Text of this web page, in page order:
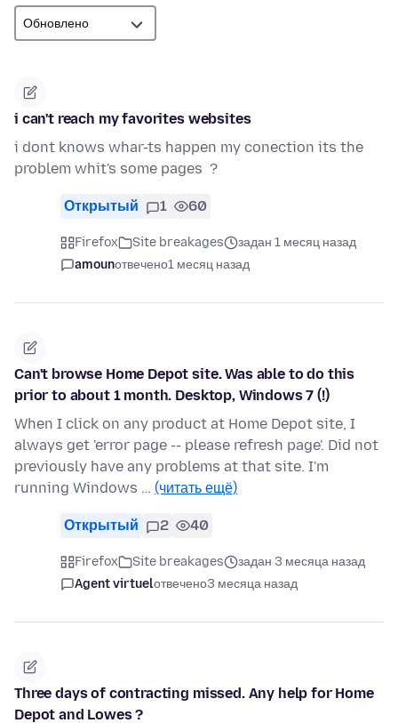
i can't reach my favorites websites
i dont knows whar-ts happen my conection its the
problem whit's some pages ?
Открытый 1 60
Firefox Site breakages
задан 1 месяц назад
amounотвечено1 месяц назад
Can't browse Home Depot site. Was able to do this
prior to about 1 month. Desktop, Windows 7 (!)
When I click on any product at Home Depot site, I
always get 'error page -- please refresh page'. Did not
previously have any problems at that site. I'm
running Windows … (читать ещё)
Открытый 2 40
Firefox Site breakages
задан 3 месяца назад
Agent virtuelотвечено3 месяца назад
Three days of contracting missed. Any help for Home
Depot and Lowes ?